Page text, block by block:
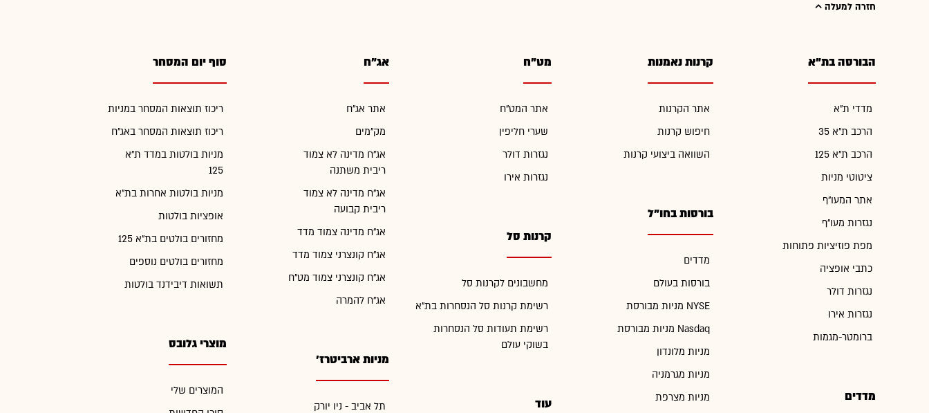
חזרה למעלה
הבורסה בת"א
מדדי ת"א
הרכב ת"א 35
הרכב ת"א 125
ציטוטי מניות
אתר המעו"ף
נגזרות מעו"ף
מפת פוזיציות פתוחות
כתבי אופציה
נגזרות דולר
נגזרות אירו
ברומטר-מגמות
מדדים
קרנות נאמנות
אתר הקרנות
חיפוש קרנות
השוואה ביצועי קרנות
בורסות בחו"ל
מדדים
בורסות בעולם
מניות מבורסת NYSE
מניות מבורסת Nasdaq
מניות מלונדון
מניות מגרמניה
מניות מצרפת
מט"ח
אתר המט"ח
שערי חליפין
נגזרות דולר
נגזרות אירו
קרנות סל
מחשבונים לקרנות סל
רשימת קרנות סל הנסחרות בת"א
רשימת תעודות סל הנסחרות
בשוקי עולם
עוד
אג"ח
אתר אג"ח
מק"מים
אג"ח מדינה לא צמוד
ריבית משתנה
אג"ח מדינה לא צמוד
ריבית קבועה
אג"ח מדינה צמוד מדד
אג"ח קונצרני צמוד מדד
אג"ח קונצרני צמוד מט"ח
אג"ח להמרה
מניות ארביטרז'
תל אביב - ניו יורק
סוף יום המסחר
ריכוז תוצאות המסחר במניות
ריכוז תוצאות המסחר באג"ח
מניות בולטות במדד ת"א
125
מניות בולטות אחרות בת"א
אופציות בולטות
מחזורים בולטים בת"א 125
מחזורים בולטים נוספים
תשואות דיבידנד בולטות
מוצרי גלובס
המוצרים שלי